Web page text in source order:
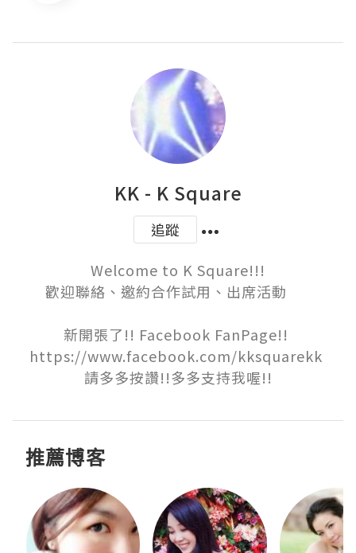
KK - K Square
追蹤
Welcome to K Square!!!
歡迎聯絡、邀約合作試用、出席活動
新開張了!! Facebook FanPage!!
https://www.facebook.com/kksquarekk
請多多按讚!!多多支持我喔!!
推薦博客